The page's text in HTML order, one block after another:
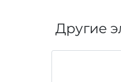
Другие